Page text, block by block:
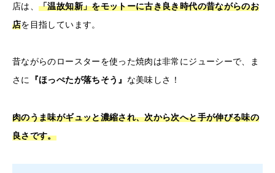
店は、「温故知新」をモットーに古き良き時代の昔ながらのお
店を目指しています。
昔ながらのロースターを使った焼肉は非常にジューシーで、ま
さに
『ほっぺたが落ちそう』 な美味しさ！
肉のうま味がギュッと濃縮され、次から次へと手が伸びる味の
良さです。